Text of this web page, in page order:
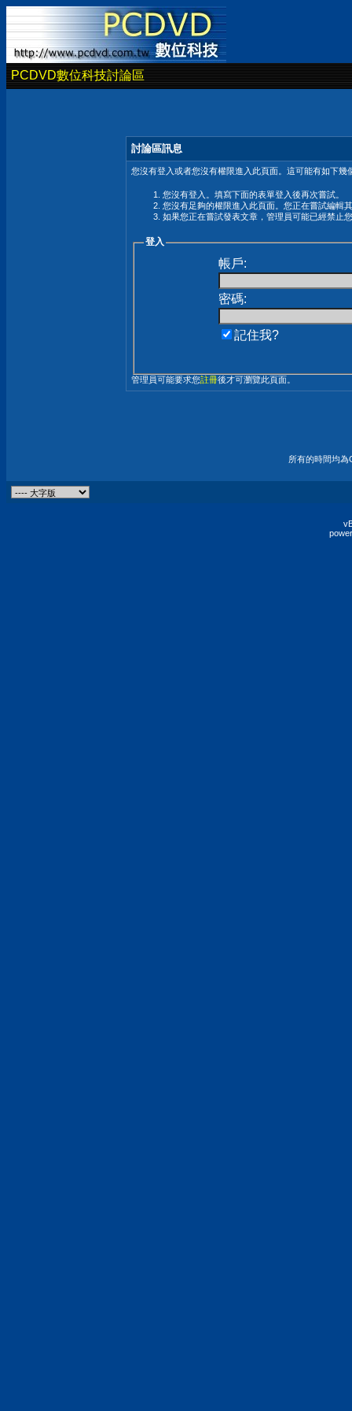
PCDVD數位科技討論區
討論區訊息
您沒有登入或者您沒有權限進入此頁面。這可能有如下幾
您沒有登入。填寫下面的表單登入後再次嘗試。
您沒有足夠的權限進入此頁面。您正在嘗試編輯
如果您正在嘗試發表文章，管理員可能已經禁止
登入
帳戶:
密碼:
記住我?
管理員可能要求您註冊後才可瀏覽此頁面。
所有的時間均為